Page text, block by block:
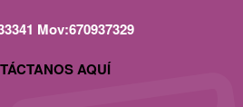
Mov:670937329
AQUÍ